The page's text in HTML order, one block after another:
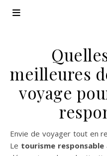
meilleures
voyage
Envie de voyager tout en respectant notre belle planète ?
Le tourisme responsable